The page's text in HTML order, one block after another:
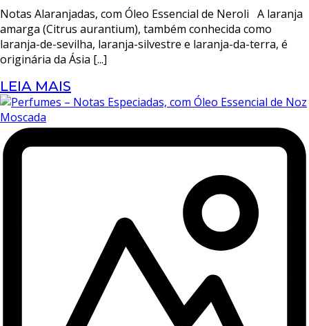
Notas Alaranjadas, com Óleo Essencial de Neroli A laranja
amarga (Citrus aurantium), também conhecida como
laranja-de-sevilha, laranja-silvestre e laranja-da-terra, é
originária da Ásia [...]
LEIA MAIS